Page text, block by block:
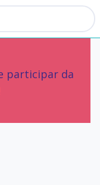
participar da